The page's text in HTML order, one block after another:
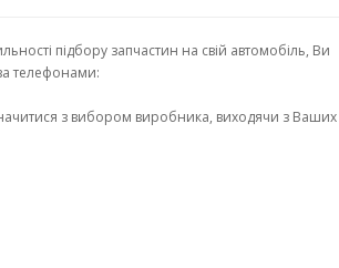
підбору запчастин на свій автомобіль, Ви
телефонами:
з вибором виробника, виходячи з Ваших